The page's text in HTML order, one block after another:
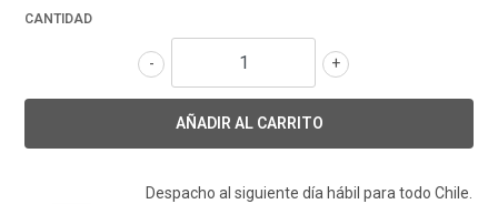
CANTIDAD
+
-
Despacho al siguiente día hábil para todo Chile.